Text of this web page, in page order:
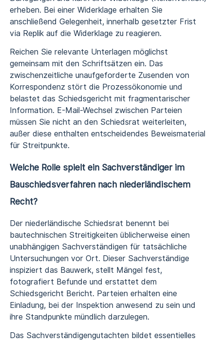
erheben. Bei einer Widerklage erhalten Sie
anschließend Gelegenheit, innerhalb gesetzter Frist
via Replik auf die Widerklage zu reagieren.
Reichen Sie relevante Unterlagen möglichst
gemeinsam mit den Schriftsätzen ein. Das
zwischenzeitliche unaufgeforderte Zusenden von
Korrespondenz stört die Prozessökonomie und
belastet das Schiedsgericht mit fragmentarischer
Information. E-Mail-Wechsel zwischen Parteien
müssen Sie nicht an den Schiedsrat weiterleiten,
außer diese enthalten entscheidendes Beweismaterial
für Streitpunkte.
Welche Rolle spielt ein Sachverständiger im
Bauschiedsverfahren nach niederländischem
Recht?
Der niederländische Schiedsrat benennt bei
bautechnischen Streitigkeiten üblicherweise einen
unabhängigen Sachverständigen für tatsächliche
Untersuchungen vor Ort. Dieser Sachverständige
inspiziert das Bauwerk, stellt Mängel fest,
fotografiert Befunde und erstattet dem
Schiedsgericht Bericht. Parteien erhalten eine
Einladung, bei der Inspektion anwesend zu sein und
ihre Standpunkte mündlich darzulegen.
Das Sachverständigengutachten bildet essentielles